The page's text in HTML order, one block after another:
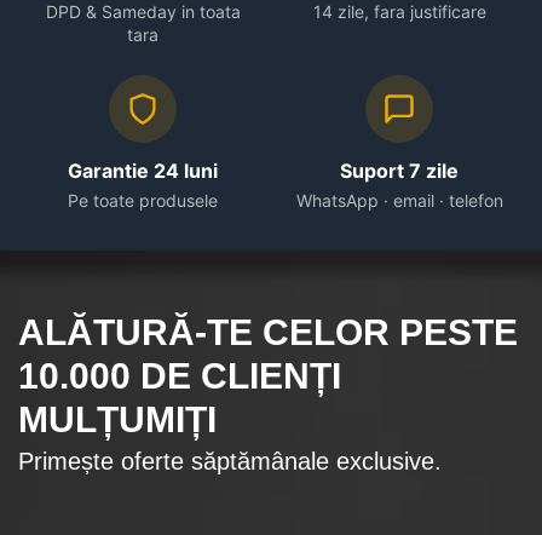
DPD & Sameday in toata
tara
14 zile, fara justificare
Garantie 24 luni
Pe toate produsele
Suport 7 zile
WhatsApp · email · telefon
ALĂTURĂ-TE CELOR PESTE
10.000 DE CLIENȚI
MULȚUMIȚI
Primește oferte săptămânale exclusive.